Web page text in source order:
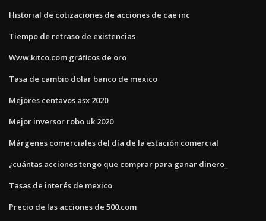
Historial de cotizaciones de acciones de cae inc
Tiempo de retraso de existencias
Www.kitco.com gráficos de oro
Tasa de cambio dolar banco de mexico
Mejores centavos asx 2020
Mejor inversor robo uk 2020
Márgenes comerciales del día de la estación comercial
¿cuántas acciones tengo que comprar para ganar dinero_
Tasas de interés de mexico
Precio de las acciones de 500.com